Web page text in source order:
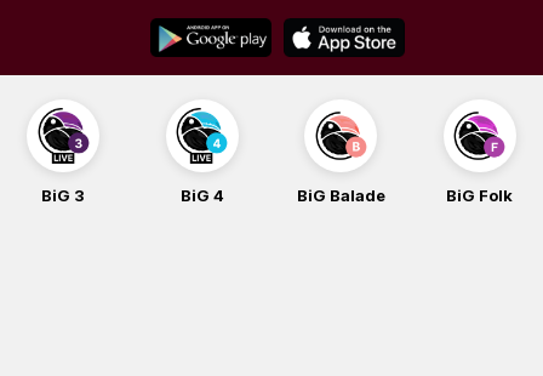
content
BiG 3 BiG 4 BiG Balade BiG Folk